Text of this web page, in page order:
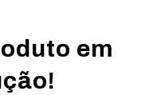
em